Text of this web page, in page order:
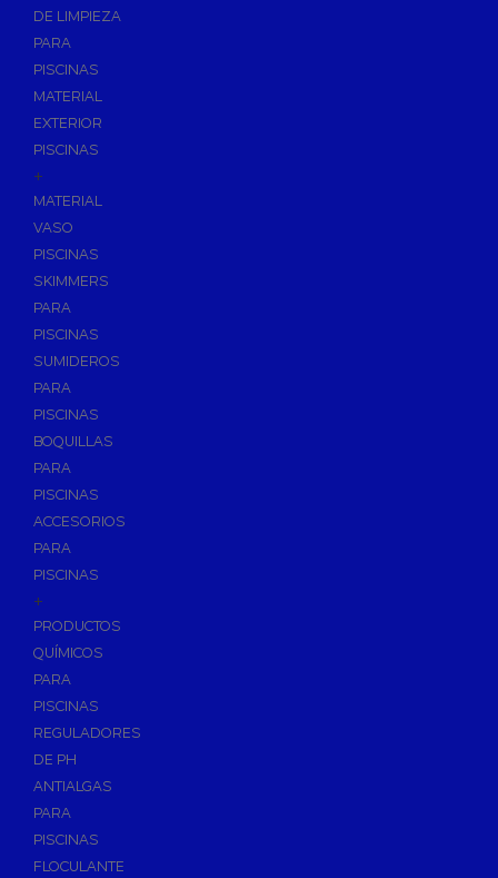
DE LIMPIEZA
PARA
PISCINAS
MATERIAL
EXTERIOR
PISCINAS
+
MATERIAL
VASO
PISCINAS
SKIMMERS
PARA
PISCINAS
SUMIDEROS
PARA
PISCINAS
BOQUILLAS
PARA
PISCINAS
ACCESORIOS
PARA
PISCINAS
+
PRODUCTOS
QUÍMICOS
PARA
PISCINAS
REGULADORES
DE PH
ANTIALGAS
PARA
PISCINAS
FLOCULANTE